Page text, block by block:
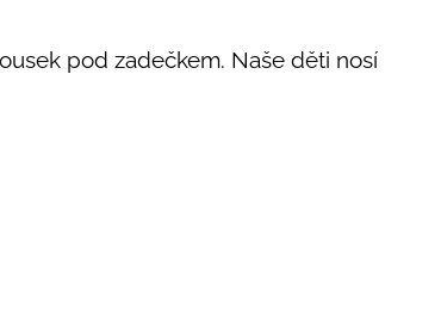
pod zadečkem. Naše děti nosí